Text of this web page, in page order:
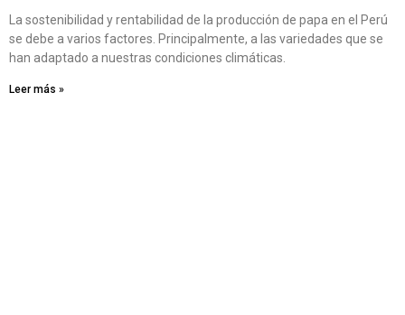
La sostenibilidad y rentabilidad de la producción de papa en el Perú
se debe a varios factores. Principalmente, a las variedades que se
han adaptado a nuestras condiciones climáticas.
Leer más »